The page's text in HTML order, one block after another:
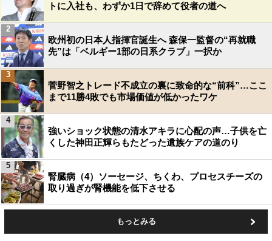
トに入社も、わずか1日で辞めて役者の道へ
欧州初の日本人指揮官誕生へ 森保一監督の“再就職
先”は「ベルギー1部の日系クラブ」一択か
2
菅野智之トレード不成立の裏に致命的な“前科”…ここ
まで11勝4敗でも市場価値が低かったワケ
3
強いショック状態の清水アキラに心配の声…子供を亡
くした神田正輝らもたどった遺族ケアの道のり
4
腎臓病（4）ソーセージ、ちくわ、プロセスチーズの
取り過ぎが腎機能を低下させる
5
もっとみる